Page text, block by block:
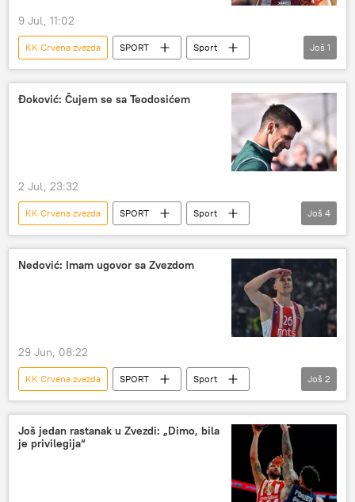
9 Jul, 11:02
KK Crvena zvezda SPORT
Sport
Košarka
Još 1
Đoković: Čujem se sa Teodosićem
2 Jul, 23:32
KK Crvena zvezda SPORT
Sport
Tenis
Košarka
Novak Đoković
Miloš Teodosić
Još 4
Nedović: Imam ugovor sa Zvezdom
29 Jun, 08:22
KK Crvena zvezda SPORT
Sport
Košarka
Nemanja Nedović
Još 2
Još jedan rastanak u Zvezdi: „Dimo, bila
je privilegija“